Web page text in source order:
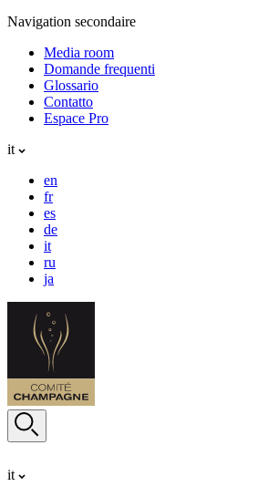
Navigation secondaire
Media room
Domande frequenti
Glossario
Contatto
Espace Pro
it
en
fr
es
de
it
ru
ja
it